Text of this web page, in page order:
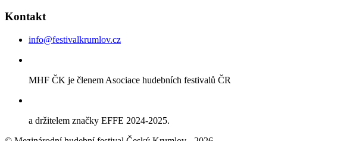
Kontakt
info@festivalkrumlov.cz
MHF ČK je členem Asociace hudebních festivalů ČR
a držitelem značky EFFE 2024-2025.